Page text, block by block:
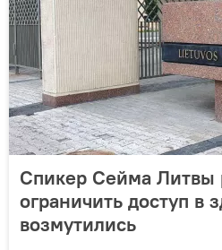
Спикер Сейма Литвы
ограничить доступ в
возмутились